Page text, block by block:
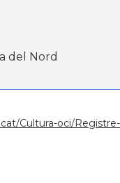
del Nord
Cultura-oci/